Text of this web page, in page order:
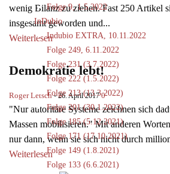
Folge 9, 1.5.2022
InDubio
Indubio EXTRA, 10.11.2022
Folge 249, 6.11.2022
Folge 231 (3.7.2022)
Folge 222 (1.5.2022)
Folge 213 (13.3.2022)
Folge 201 (30.1.2022)
Folge 185 (5.12.2021)
Folge 171 (17.10.2021)
Folge 149 (1.8.2021)
Folge 133 (6.6.2021)
wenig Bilanz zu ziehen. Fast 250 Artikel
insgesamt geworden und...
Weiterlesen
Demokratie lebt!
Roger Letsch - 26. April 2017 0
"Nur autoritäre Systeme zeichnen sich
Massen mobilisieren." Mit anderen
nur dann, wenn sie sich nicht durch
Weiterlesen